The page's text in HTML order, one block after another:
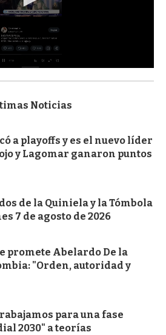
Noticias
a playoffs y es el nuevo líder
y Lagomar ganaron puntos
de la Quiniela y la Tómbola
7 de agosto de 2026
promete Abelardo De la
"Orden, autoridad y
para una fase
2030" a teorías